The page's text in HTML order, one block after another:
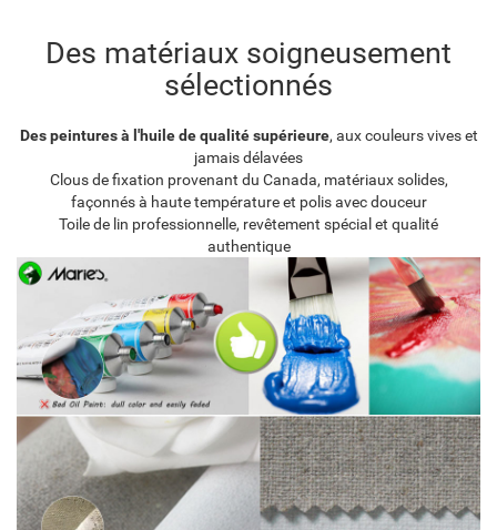
Des matériaux soigneusement
sélectionnés
Des peintures à l'huile de qualité supérieure, aux couleurs vives et
jamais délavées
Clous de fixation provenant du Canada, matériaux solides,
façonnés à haute température et polis avec douceur
Toile de lin professionnelle, revêtement spécial et qualité
authentique